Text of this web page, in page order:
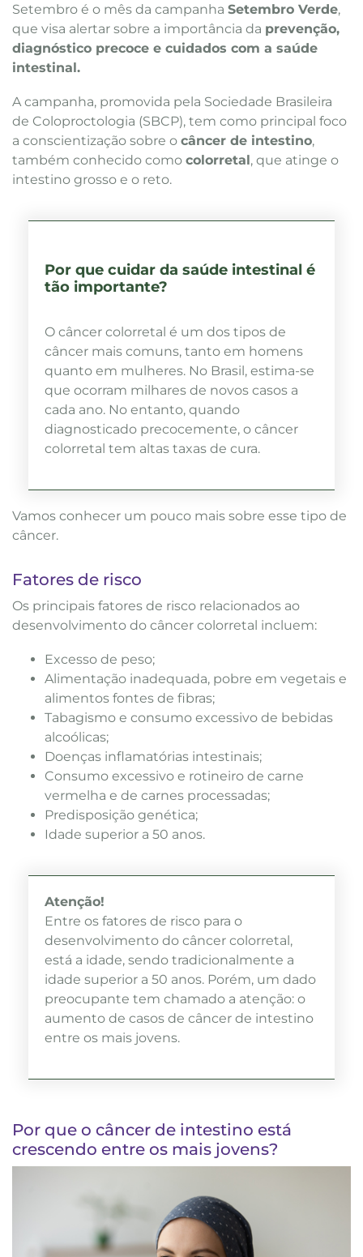
Setembro é o mês da campanha Setembro Verde,
que visa alertar sobre a importância da prevenção,
diagnóstico precoce e cuidados com a saúde
intestinal.
A campanha, promovida pela Sociedade Brasileira
de Coloproctologia (SBCP), tem como principal foco
a conscientização sobre o câncer de intestino,
também conhecido como colorretal, que atinge o
intestino grosso e o reto.
Por que cuidar da saúde intestinal é
tão importante?
O câncer colorretal é um dos tipos de
câncer mais comuns, tanto em homens
quanto em mulheres. No Brasil, estima-se
que ocorram milhares de novos casos a
cada ano. No entanto, quando
diagnosticado precocemente, o câncer
colorretal tem altas taxas de cura.
Vamos conhecer um pouco mais sobre esse tipo de
câncer.
Fatores de risco
Os principais fatores de risco relacionados ao
desenvolvimento do câncer colorretal incluem:
Excesso de peso;
Alimentação inadequada, pobre em vegetais e
alimentos fontes de fibras;
Tabagismo e consumo excessivo de bebidas
alcoólicas;
Doenças inflamatórias intestinais;
Consumo excessivo e rotineiro de carne
vermelha e de carnes processadas;
Predisposição genética;
Idade superior a 50 anos.
Atenção!
Entre os fatores de risco para o
desenvolvimento do câncer colorretal,
está a idade, sendo tradicionalmente a
idade superior a 50 anos. Porém, um dado
preocupante tem chamado a atenção: o
aumento de casos de câncer de intestino
entre os mais jovens.
Por que o câncer de intestino está
crescendo entre os mais jovens?